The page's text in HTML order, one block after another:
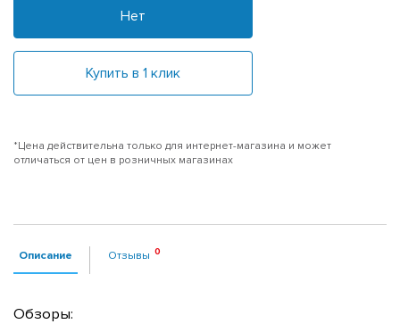
Нет
Купить в 1 клик
*Цена действительна только для интернет-магазина и может
отличаться от цен в розничных магазинах
Описание Отзывы
Обзоры: